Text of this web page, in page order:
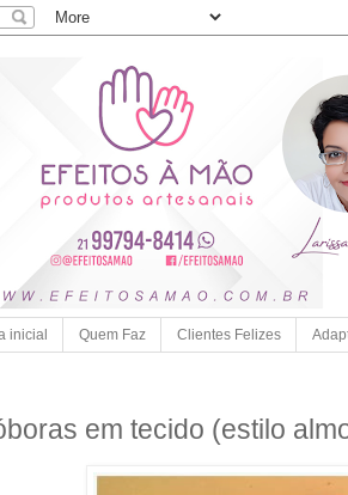
inicial Quem Faz Clientes Felizes
em tecido (estilo